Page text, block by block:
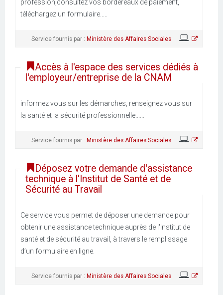
profession,consultez vos bordereaux de paiement,
téléchargez un formulaire.....
Service fournis par : Ministère des Affaires Sociales
Accès à l'espace des services dédiés à
l'employeur/entreprise de la CNAM
informez vous sur les démarches, renseignez vous sur
la santé et la sécurité professionnelle......
Service fournis par : Ministère des Affaires Sociales
Déposez votre demande d'assistance
technique à l'Institut de Santé et de
Sécurité au Travail
Ce service vous permet de déposer une demande pour
obtenir une assistance technique auprès de l'Institut de
santé et de sécurité au travail, à travers le remplissage
d’un formulaire en ligne.
Service fournis par : Ministère des Affaires Sociales